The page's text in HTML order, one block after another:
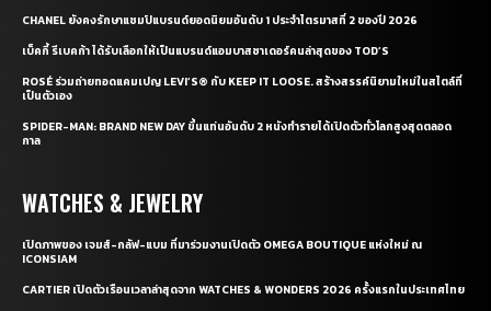
CHANEL ยังคงรักษาแชมป์แบรนด์ยอดนิยมอันดับ 1 ประจำไตรมาสที่ 2 ของปี 2026
เบ็คกี้ รีเบคก้า ได้รับเลือกให้เป็นแบรนด์แอมบาสซาเดอร์คนล่าสุดของ TOD’S
ROSÉ ร่วมถ่ายทอดแคมเปญ LEVI’S® กับ KEEP IT LOOSE. สร้างสรรค์นิยามใหม่ในสไตล์ที่
เป็นตัวเอง
SPIDER-MAN: BRAND NEW DAY ขึ้นแท่นอันดับ 2 หนังทำรายได้เปิดตัวทั่วโลกสูงสุดตลอด
กาล
WATCHES & JEWELRY
เปิดภาพของ เจมส์-กลัฟ-แบม ที่มาร่วมงานเปิดตัว OMEGA BOUTIQUE แห่งใหม่ ณ
ICONSIAM
CARTIER เปิดตัวเรือนเวลาล่าสุดจาก WATCHES & WONDERS 2026 ครั้งแรกในประเทศไทย